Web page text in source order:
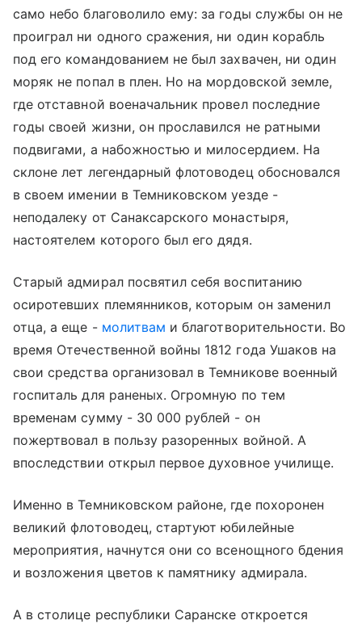
само небо благоволило ему: за годы службы он не
проиграл ни одного сражения, ни один корабль
под его командованием не был захвачен, ни один
моряк не попал в плен. Но на мордовской земле,
где отставной военачальник провел последние
годы своей жизни, он прославился не ратными
подвигами, а набожностью и милосердием. На
склоне лет легендарный флотоводец обосновался
в своем имении в Темниковском уезде -
неподалеку от Санаксарского монастыря,
настоятелем которого был его дядя.
Старый адмирал посвятил себя воспитанию
осиротевших племянников, которым он заменил
отца, а еще - молитвам и благотворительности. Во
время Отечественной войны 1812 года Ушаков на
свои средства организовал в Темникове военный
госпиталь для раненых. Огромную по тем
временам сумму - 30 000 рублей - он
пожертвовал в пользу разоренных войной. А
впоследствии открыл первое духовное училище.
Именно в Темниковском районе, где похоронен
великий флотоводец, стартуют юбилейные
мероприятия, начнутся они со всенощного бдения
и возложения цветов к памятнику адмирала.
А в столице республики Саранске откроется